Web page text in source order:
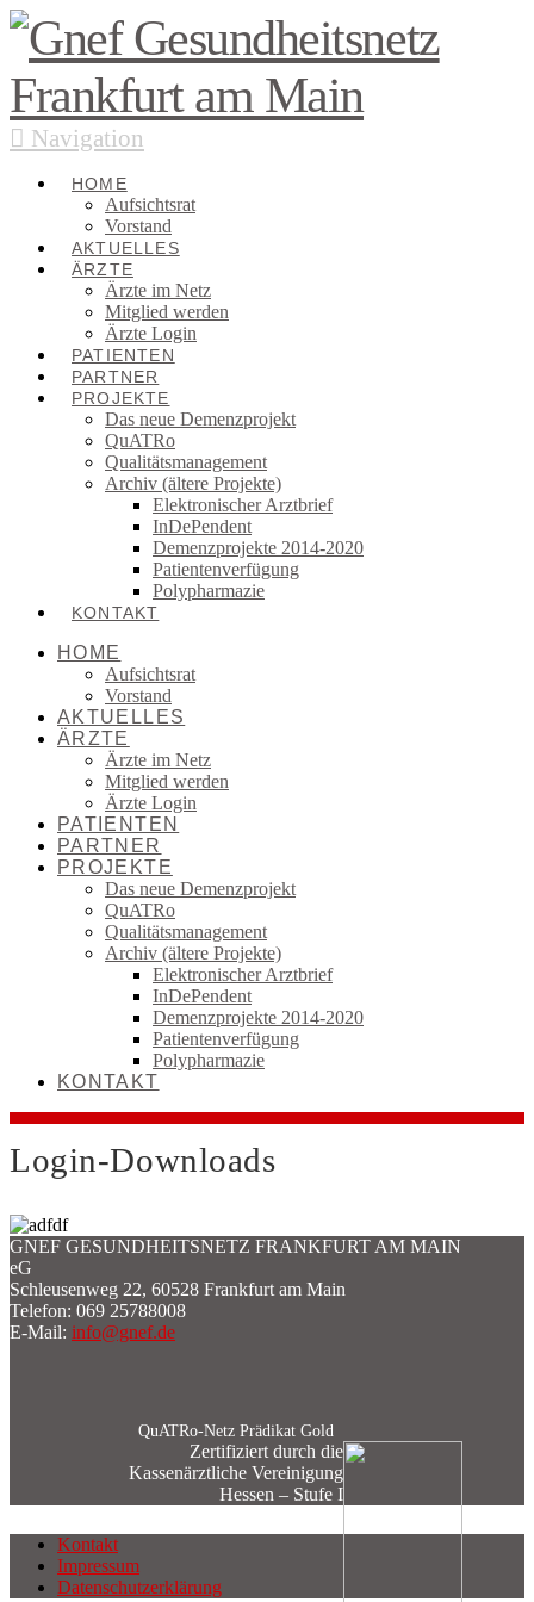
Navigation
HOME
Aufsichtsrat
Vorstand
AKTUELLES
ÄRZTE
Ärzte im Netz
Mitglied werden
Ärzte Login
PATIENTEN
PARTNER
PROJEKTE
Das neue Demenzprojekt
QuATRo
Qualitätsmanagement
Archiv (ältere Projekte)
Elektronischer Arztbrief
InDePendent
Demenzprojekte 2014-2020
Patientenverfügung
Polypharmazie
KONTAKT
HOME
Aufsichtsrat
Vorstand
AKTUELLES
ÄRZTE
Ärzte im Netz
Mitglied werden
Ärzte Login
PATIENTEN
PARTNER
PROJEKTE
Das neue Demenzprojekt
QuATRo
Qualitätsmanagement
Archiv (ältere Projekte)
Elektronischer Arztbrief
InDePendent
Demenzprojekte 2014-2020
Patientenverfügung
Polypharmazie
KONTAKT
Login-Downloads
GNEF GESUNDHEITSNETZ FRANKFURT AM MAIN
eG
Schleusenweg 22, 60528 Frankfurt am Main
Telefon: 069 25788008
E-Mail: info@gnef.de
QuATRo-Netz Prädikat Gold
Zertifiziert durch die
Kassenärztliche Vereinigung
Hessen – Stufe I
Kontakt
Impressum
Datenschutzerklärung